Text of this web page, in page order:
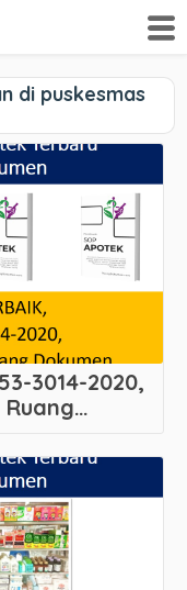
di puskesmas
3014-2020,